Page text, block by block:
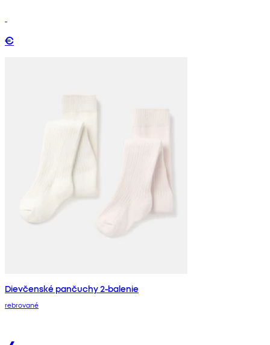
€
Dievčenské pančuchy 2-balenie
rebrované